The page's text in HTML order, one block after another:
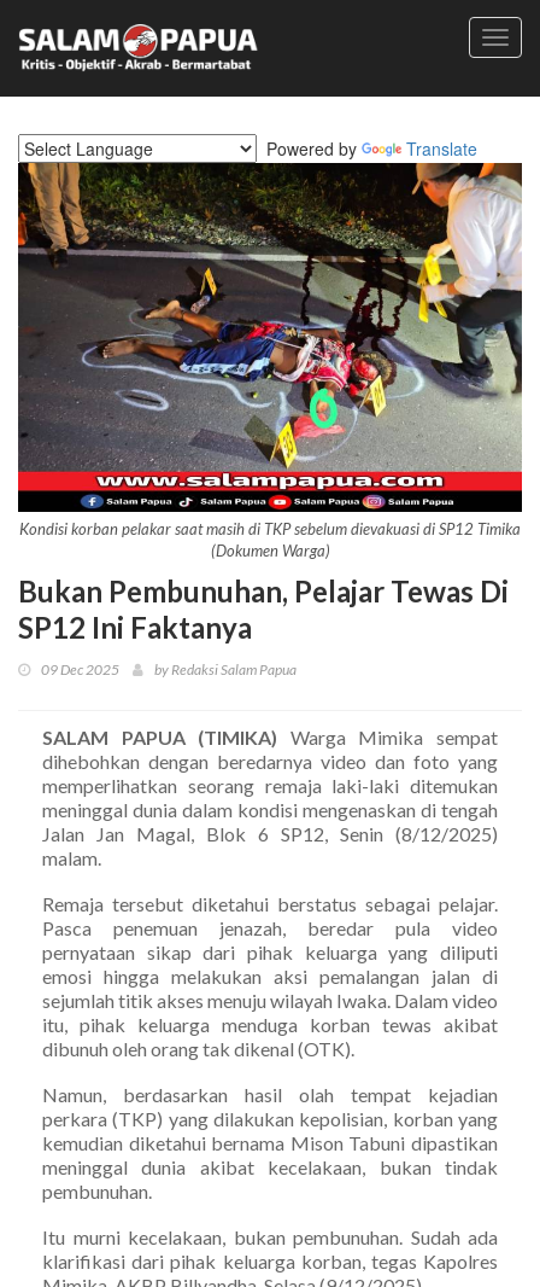
Powered by Translate
Kondisi korban pelakar saat masih di TKP sebelum dievakuasi di SP12 Timika
(Dokumen Warga)
Bukan Pembunuhan, Pelajar Tewas Di
SP12 Ini Faktanya
09 Dec 2025 by Redaksi Salam Papua
SALAM PAPUA (TIMIKA) Warga Mimika sempat
dihebohkan dengan beredarnya video dan foto yang
memperlihatkan seorang remaja laki-laki ditemukan
meninggal dunia dalam kondisi mengenaskan di tengah
Jalan Jan Magal, Blok 6 SP12, Senin (8/12/2025)
malam.
Remaja tersebut diketahui berstatus sebagai pelajar.
Pasca penemuan jenazah, beredar pula video
pernyataan sikap dari pihak keluarga yang diliputi
emosi hingga melakukan aksi pemalangan jalan di
sejumlah titik akses menuju wilayah Iwaka. Dalam video
itu, pihak keluarga menduga korban tewas akibat
dibunuh oleh orang tak dikenal (OTK).
Namun, berdasarkan hasil olah tempat kejadian
perkara (TKP) yang dilakukan kepolisian, korban yang
kemudian diketahui bernama Mison Tabuni dipastikan
meninggal dunia akibat kecelakaan, bukan tindak
pembunuhan.
Itu murni kecelakaan, bukan pembunuhan. Sudah ada
klarifikasi dari pihak keluarga korban, tegas Kapolres